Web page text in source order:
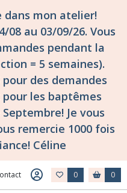
dans mon atelier!
au 03/09/26. Vous
pendant la
= 5 semaines).
des demandes
les baptêmes
Je vous
remercie 1000 fois
Céline
0 0